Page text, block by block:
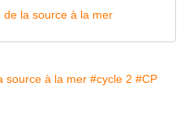
de la source à la mer
source à la mer #cycle 2 #CP